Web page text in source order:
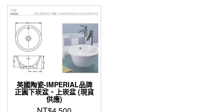
品
有
式。
產
品
頁
英國陶瓷-IMPERIAL品牌
正圓下崁盆、上崁盆 (現貨
供應)